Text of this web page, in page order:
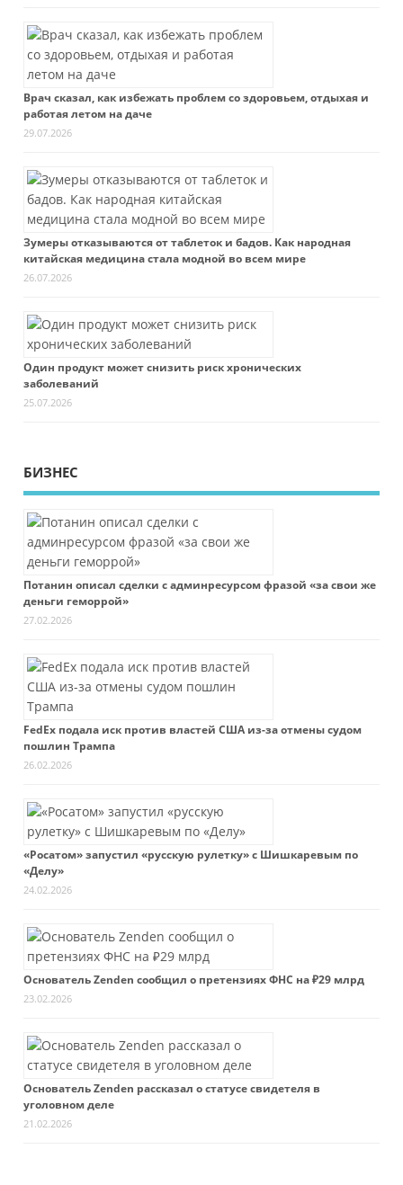
Врач сказал, как избежать проблем со здоровьем, отдыхая и
работая летом на даче
29.07.2026
Зумеры отказываются от таблеток и бадов. Как народная
китайская медицина стала модной во всем мире
26.07.2026
Один продукт может снизить риск хронических
заболеваний
25.07.2026
БИЗНЕС
Потанин описал сделки с админресурсом фразой «за свои же
деньги геморрой»
27.02.2026
FedEx подала иск против властей США из-за отмены судом
пошлин Трампа
26.02.2026
«Росатом» запустил «русскую рулетку» с Шишкаревым по
«Делу»
24.02.2026
Основатель Zenden сообщил о претензиях ФНС на ₽29 млрд
23.02.2026
Основатель Zenden рассказал о статусе свидетеля в
уголовном деле
21.02.2026